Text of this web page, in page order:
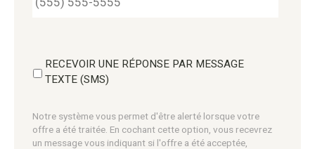
RECEVOIR UNE RÉPONSE PAR MESSAGE
TEXTE (SMS)
Notre système vous permet d'être alerté lorsque votre
offre a été traitée. En cochant cette option, vous recevrez
un message vous indiquant si l'offre a été acceptée,